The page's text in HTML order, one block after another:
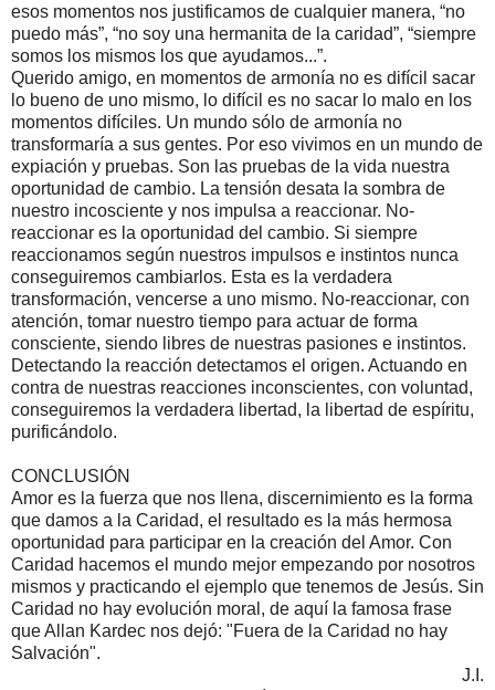
esos momentos nos justificamos de cualquier manera, “no
puedo más”, “no soy una hermanita de la caridad”, “siempre
somos los mismos los que ayudamos...”.
Querido amigo, en momentos de armonía no es difícil sacar
lo bueno de uno mismo, lo difícil es no sacar lo malo en los
momentos difíciles. Un mundo sólo de armonía no
transformaría a sus gentes. Por eso vivimos en un mundo de
expiación y pruebas. Son las pruebas de la vida nuestra
oportunidad de cambio. La tensión desata la sombra de
nuestro incosciente y nos impulsa a reaccionar. No-
reaccionar es la oportunidad del cambio. Si siempre
reaccionamos según nuestros impulsos e instintos nunca
conseguiremos cambiarlos. Esta es la verdadera
transformación, vencerse a uno mismo. No-reaccionar, con
atención, tomar nuestro tiempo para actuar de forma
consciente, siendo libres de nuestras pasiones e instintos.
Detectando la reacción detectamos el origen. Actuando en
contra de nuestras reacciones inconscientes, con voluntad,
conseguiremos la verdadera libertad, la libertad de espíritu,
purificándolo.
CONCLUSIÓN
Amor es la fuerza que nos llena, discernimiento es la forma
que damos a la Caridad, el resultado es la más hermosa
oportunidad para participar en la creación del Amor. Con
Caridad hacemos el mundo mejor empezando por nosotros
mismos y practicando el ejemplo que tenemos de Jesús. Sin
Caridad no hay evolución moral, de aquí la famosa frase
que Allan Kardec nos dejó: "Fuera de la Caridad no hay
Salvación".
J.I.